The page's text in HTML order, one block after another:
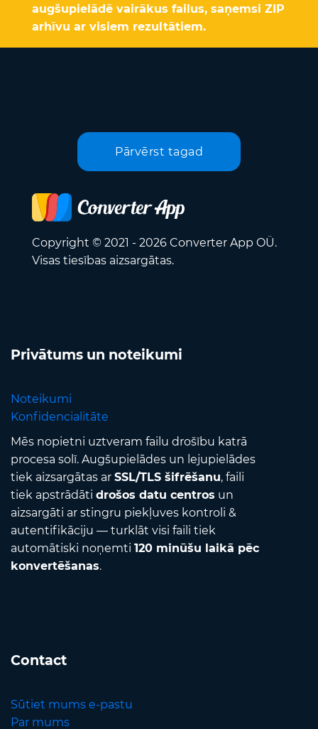
augšupielādē vairākus failus, saņemsi ZIP
arhīvu ar visiem rezultātiem.
Pārvērst tagad
Copyright © 2021 - 2026 Converter App OÜ.
Visas tiesības aizsargātas.
Privātums un noteikumi
Noteikumi
Konfidencialitāte
Mēs nopietni uztveram failu drošību katrā
procesa solī. Augšupielādes un lejupielādes
tiek aizsargātas ar SSL/TLS šifrēšanu, faili
tiek apstrādāti drošos datu centros un
aizsargāti ar stingru piekļuves kontroli &
autentifikāciju — turklāt visi faili tiek
automātiski noņemti 120 minūšu laikā pēc
konvertēšanas.
Contact
Sūtiet mums e-pastu
Par mums